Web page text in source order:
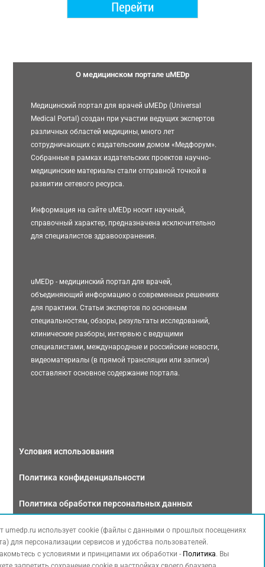
О медицинском портале uMEDp
Медицинский портал для врачей uMEDp (Universal
Medical Portal) создан при участии ведущих экспертов
различных областей медицины, много лет
сотрудничающих с издательским домом «Медфорум».
Собранные в рамках издательских проектов научно-
медицинские материалы стали отправной точкой в
развитии сетевого ресурса.
Информация на сайте uMEDp носит научный,
справочный характер, предназначена исключительно
для специалистов здравоохранения.
uMEDp - медицинский портал для врачей,
объединяющий информацию о современных решениях
для практики. Статьи экспертов по основным
специальностям, обзоры, результаты исследований,
клинические разборы, интервью с ведущими
специалистами, международные и российские новости,
видеоматериалы (в прямой трансляции или записи)
составляют основное содержание портала.
Условия использования
Политика конфиденциальности
Политика обработки персональных данных
Связаться с нами
umedp.ru использует cookie (файлы с данными о прошлых посещениях
для персонализации сервисов и удобства пользователей.
с условиями и принципами их обработки - Политика. Вы